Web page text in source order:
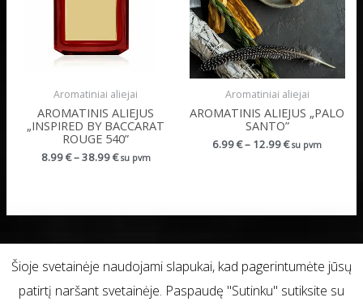
Aromatiniai aliejai
AROMATINIS ALIEJUS
„INSPIRED BY BACCARAT
ROUGE 540”
8.99€–38.99€ su pvm
Aromatiniai aliejai
AROMATINIS ALIEJUS „PALO
SANTO”
6.99€– 12.99€ su pvm
Visos teisės saugomos © 2026
Šioje svetainėje naudojami slapukai, kad pagerintumėte jūsų
patirtį naršant svetainėje. Paspaudę "Sutinku" sutiksite su